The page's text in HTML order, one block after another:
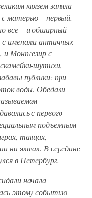
князем заняла
матерью – первый.
все – и обширный
с именами античных
и Монплезир с
шутихи,
публики: при
воды. Обедали
с первого
подъемным
танцах,
на яхтах. В середине
в Петербург.
начала
этому событию